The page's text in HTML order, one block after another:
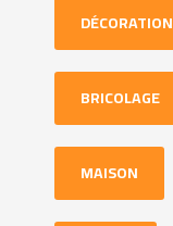
DÉCORATION
BRICOLAGE
MAISON